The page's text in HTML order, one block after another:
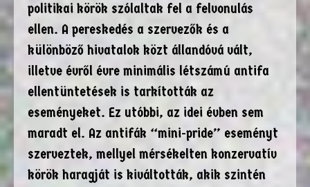
politikai körök szólaltak fel a felvonulás
ellen. A pereskedés a szervezők és a
különböző hivatalok közt állandóvá vált,
illetve évről évre minimális létszámú antifa
ellentüntetések is tarkították az
eseményeket. Ez utóbbi, az idei évben sem
maradt el. Az antifák “mini-pride” eseményt
szerveztek, mellyel mérsékelten konzervatív
körök haragját is kiváltották, akik szintén